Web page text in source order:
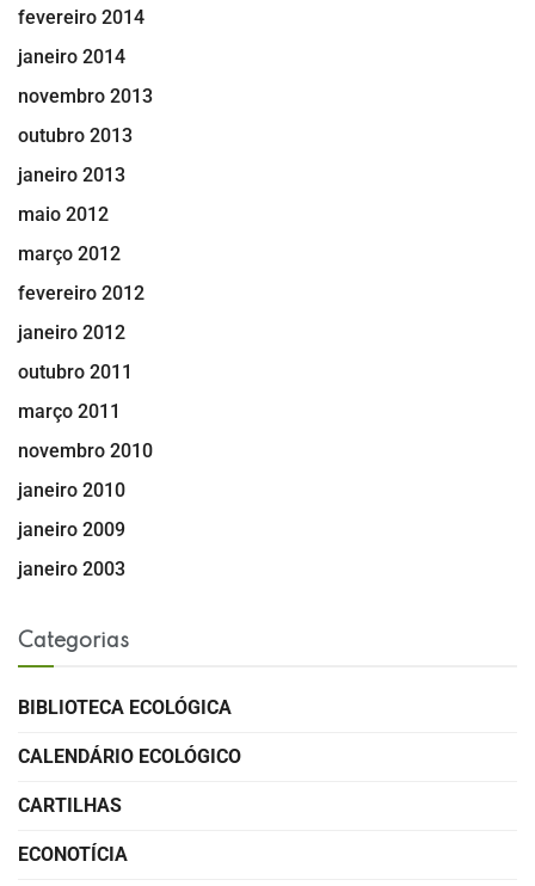
fevereiro 2014
janeiro 2014
novembro 2013
outubro 2013
janeiro 2013
maio 2012
março 2012
fevereiro 2012
janeiro 2012
outubro 2011
março 2011
novembro 2010
janeiro 2010
janeiro 2009
janeiro 2003
Categorias
BIBLIOTECA ECOLÓGICA
CALENDÁRIO ECOLÓGICO
CARTILHAS
ECONOTÍCIA